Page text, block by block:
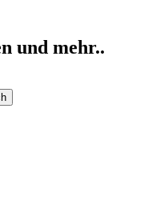
und mehr..